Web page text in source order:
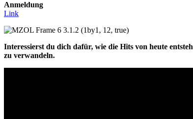
Anmeldung
Link
(1by1, 12, true)
Interessierst du dich dafür, wie die Hits von heute
zu verwandeln.